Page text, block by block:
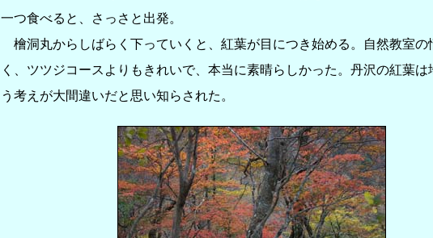
一つ食べると、さっさと出発。
檜洞丸からしばらく下っていくと、紅葉が目につき始める。自然教室の
く、ツツジコースよりもきれいで、本当に素晴らしかった。丹沢の紅葉は
う考えが大間違いだと思い知らされた。